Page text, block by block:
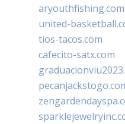
aryouthfishing.com
united-
tios-tacos.com
cafecito-satx.com